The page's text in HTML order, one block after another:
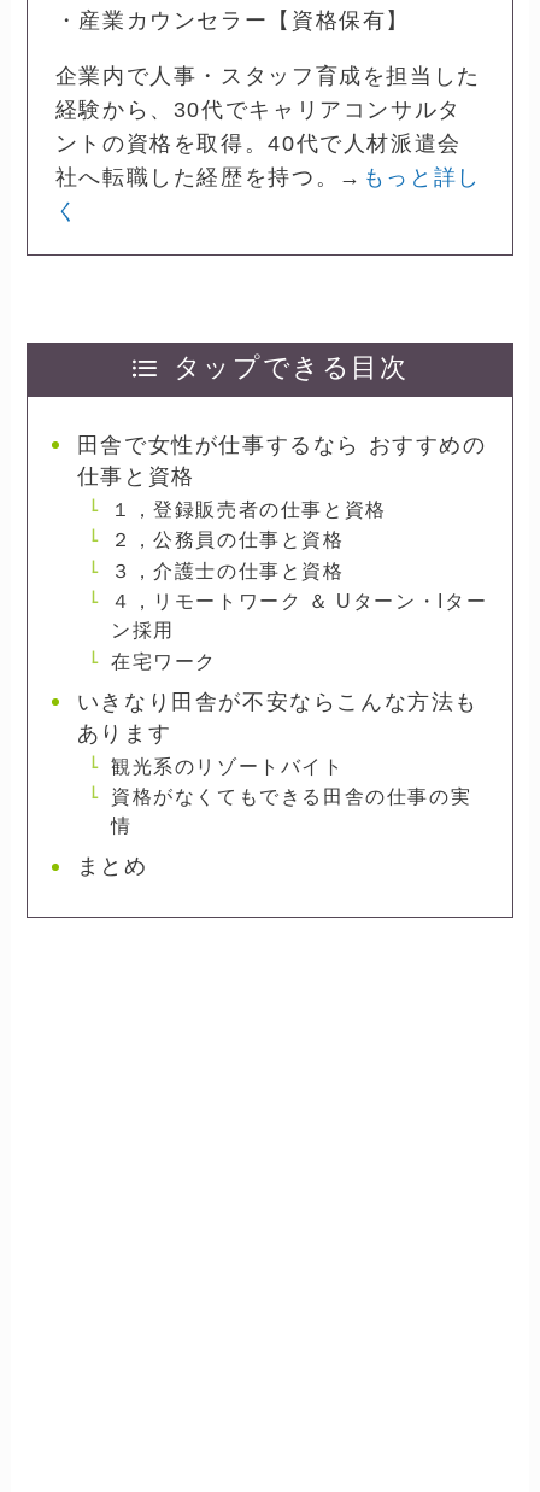
・産業カウンセラー【資格保有】
企業内で人事・スタッフ育成を担当した
経験から、30代でキャリアコンサルタ
ントの資格を取得。40代で人材派遣会
社へ転職した経歴を持つ。→ もっと詳し
く
タップできる目次
田舎で女性が仕事するなら おすすめの
仕事と資格
１，登録販売者の仕事と資格
２，公務員の仕事と資格
３，介護士の仕事と資格
４，リモートワーク ＆ Uターン・Iター
ン採用
在宅ワーク
いきなり田舎が不安ならこんな方法も
あります
観光系のリゾートバイト
資格がなくてもできる田舎の仕事の実
情
まとめ